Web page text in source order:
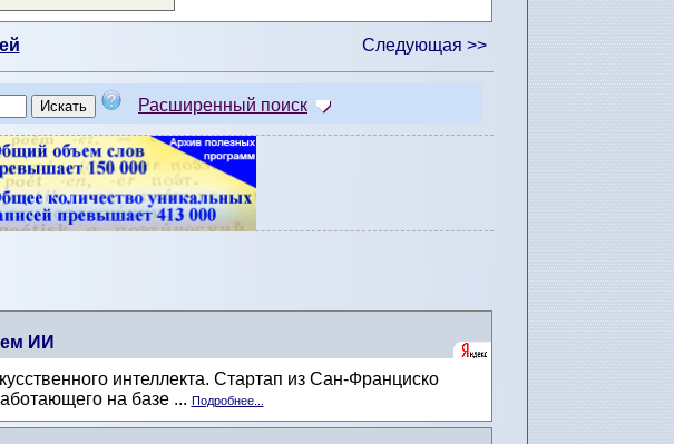
Следующая >>
Расширенный поиск
ИИ
интеллекта. Стартап из Сан-Франциско
на базе ... Подробнее...